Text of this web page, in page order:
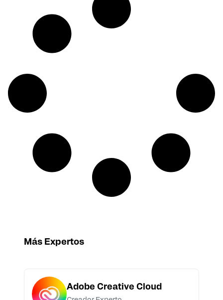
Más Expertos
Adobe Creative Cloud